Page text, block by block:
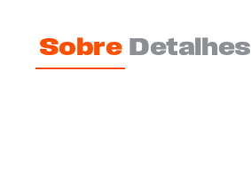
Sobre Detalhes